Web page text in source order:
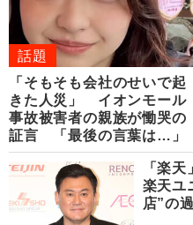
話題
「そもそも会社のせいで起
きた人災」 イオンモール
事故被害者の親族が慟哭の
証言 「最後の言葉は…」
「楽
楽天ユ
店”の